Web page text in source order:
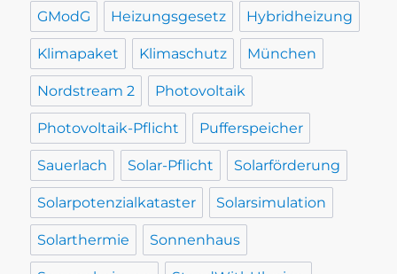
GModG Heizungsgesetz Hybridheizung
Klimapaket Klimaschutz München
Nordstream 2 Photovoltaik
Photovoltaik-Pflicht Pufferspeicher
Sauerlach Solar-Pflicht Solarförderung
Solarpotenzialkataster Solarsimulation
Solarthermie Sonnenhaus